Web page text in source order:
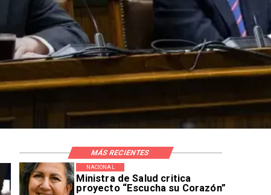
Ministra de Salud critica
proyecto “Escucha su Corazón”
NACIONAL
MÁS RECIENTES